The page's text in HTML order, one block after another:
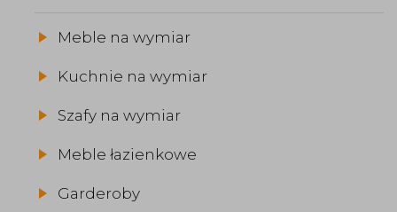
Meble na wymiar
Kuchnie na wymiar
Szafy na wymiar
Meble łazienkowe
Garderoby